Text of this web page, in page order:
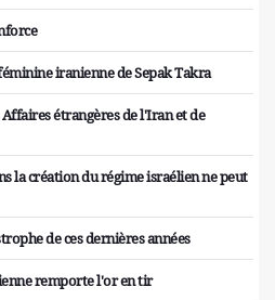
iranienne de Sepak Takra
étrangères de l'Iran et de
la création du régime israélien ne peut
de ces dernières années
remporte l'or en tir